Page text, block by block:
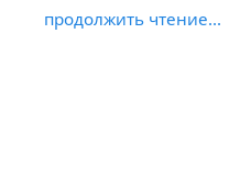
продолжить чтение...